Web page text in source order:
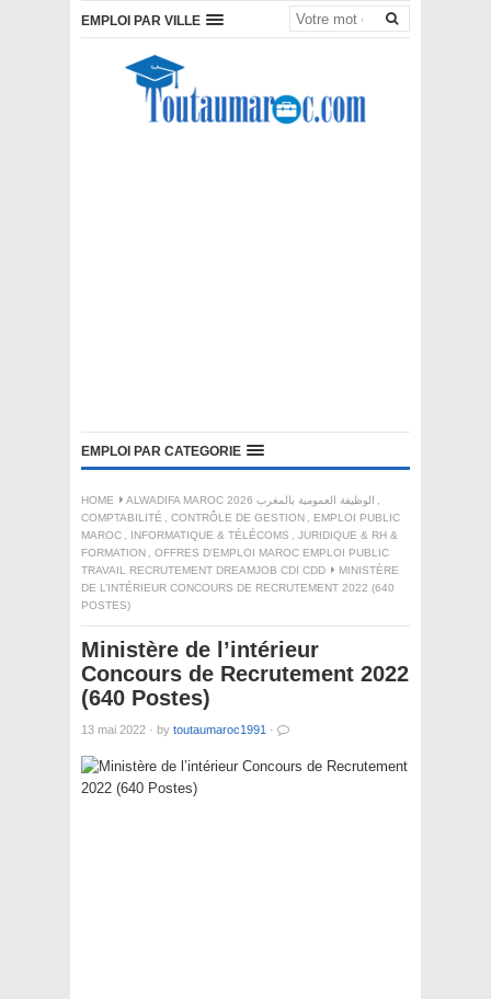
EMPLOI PAR VILLE
EMPLOI PAR CATEGORIE
HOME ALWADIFA MAROC 2026 الوظيفة العمومية بالمغرب
,
COMPTABILITÉ , CONTRÔLE DE GESTION , EMPLOI PUBLIC
MAROC , INFORMATIQUE & TÉLÉCOMS , JURIDIQUE & RH &
FORMATION , OFFRES D'EMPLOI MAROC EMPLOI PUBLIC
TRAVAIL RECRUTEMENT DREAMJOB CDI CDD
MINISTÈRE
DE L’INTÉRIEUR CONCOURS DE RECRUTEMENT 2022 (640
POSTES)
Ministère de l’intérieur
Concours de Recrutement 2022
(640 Postes)
13 mai 2022 · by toutaumaroc1991 ·